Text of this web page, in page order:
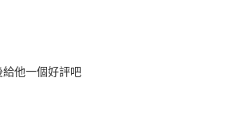
他一個好評吧